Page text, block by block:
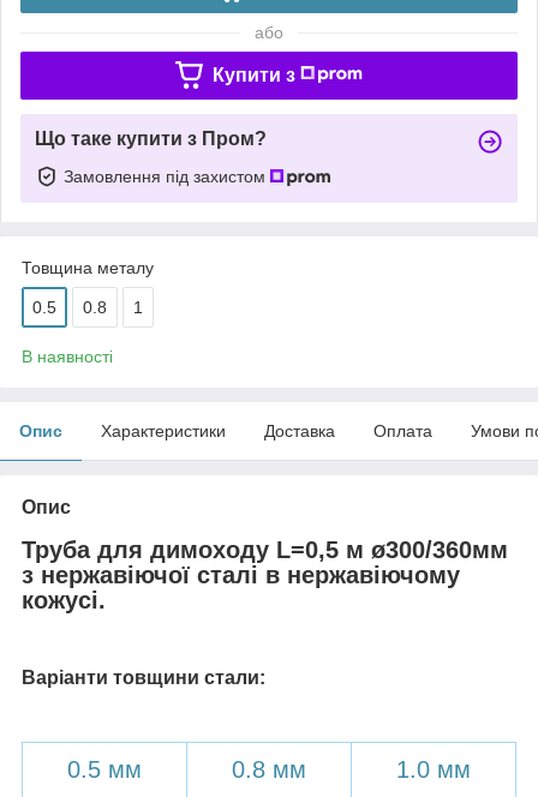
або
Купити з
Що таке купити з Пром?
Замовлення під захистом
Товщина металу
0.5 0.8 1
В наявності
Опис Характеристики Доставка Оплата Умови
Опис
Труба для димоходу L=0,5 м ø300/360мм
з нержавіючої сталі в нержавіючому
кожусі.
Варіанти товщини стали:
0.5 мм 0.8 мм 1.0 мм